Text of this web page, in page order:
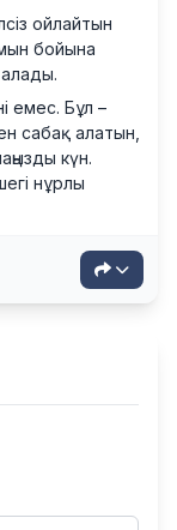
ойлайтын
бойына
алады.
емес. Бұл –
сабақ алатын,
күн.
нұрлы